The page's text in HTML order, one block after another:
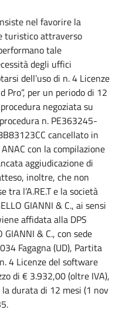
nel favorire la
turistico attraverso
tale
degli uffici
dell’uso di n. 4 Licenze
Pro”, per un periodo di 12
negoziata su
n. PE363245-
cancellato in
con la compilazione
aggiudicazione di
inoltre, che non
l’A.RE.T e la società
GIANNI & C., ai sensi
affidata alla DPS
GIANNI & C., con sede
Fagagna (UD), Partita
4 Licenze del software
di € 3.932,00 (oltre IVA),
durata di 12 mesi (1 nov